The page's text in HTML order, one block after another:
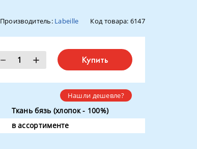
Производитель: Labeille Код товара: 6147
Купить
Нашли дешевле?
Ткань бязь (хлопок - 100%)
в ассортименте